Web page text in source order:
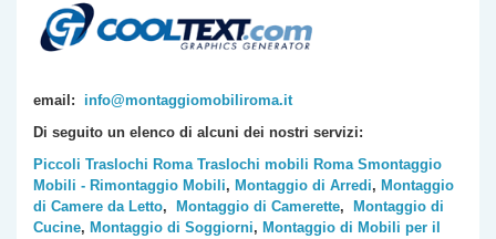
email: info@montaggiomobiliroma.it
Di seguito un elenco di alcuni dei nostri servizi:
Piccoli Traslochi Roma Traslochi mobili Roma Smontaggio
Mobili - Rimontaggio Mobili, Montaggio di Arredi, Montaggio
di Camere da Letto, Montaggio di Camerette,
Montaggio di
Cucine, Montaggio di Soggiorni, Montaggio di Mobili per il